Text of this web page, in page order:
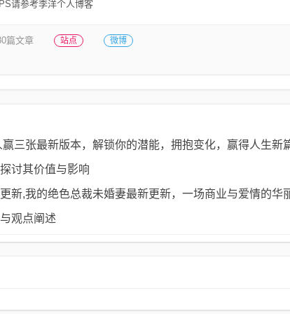
请参考李洋个人博客
篇文章 站点 微博
三张最新版本，解锁你的潜能，拥抱变化，赢得人生新
讨其价值与影响
新,我的绝色总裁未婚妻最新更新，一场商业与爱情的华
观点阐述